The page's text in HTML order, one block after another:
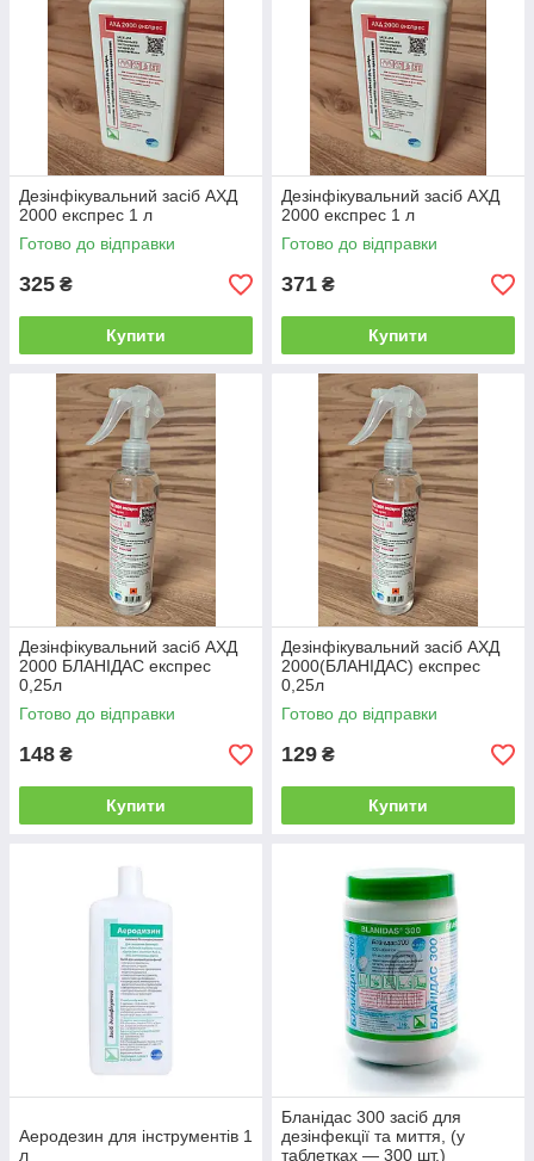
Дезінфікувальний засіб АХД
2000 експрес 1 л
Готово до відправки
325 ₴
Купити
Дезінфікувальний засіб АХД
2000 експрес 1 л
Готово до відправки
371 ₴
Купити
Дезінфікувальний засіб АХД
2000 БЛАНІДАС експрес
0,25л
Готово до відправки
148 ₴
Купити
Дезінфікувальний засіб АХД
2000(БЛАНІДАС) експрес
0,25л
Готово до відправки
129 ₴
Купити
Аеродезин для інструментів 1
л
Бланідас 300 засіб для
дезінфекції та миття, (у
таблетках — 300 шт.)